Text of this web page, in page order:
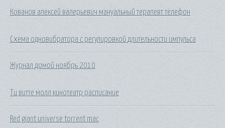
Кованов алексей валерьевич мануальный терапевт телефон
Схема одновибратора с регулировкой длительности импульса
Журнал домой ноябрь 2010
Тц витте молл кинотеатр расписание
Red giant universe torrent mac